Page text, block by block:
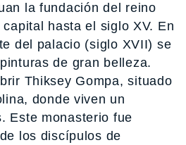
la fundación del reino
hasta el siglo XV. En
del palacio (siglo XVII) se
de gran belleza.
Thiksey Gompa, situado
donde viven un
Este monasterio fue
los discípulos de